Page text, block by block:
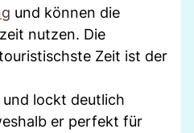
und können die
nutzen. Die
Zeit ist der
lockt deutlich
er perfekt für